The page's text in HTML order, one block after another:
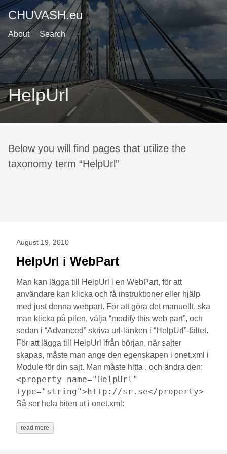
CHUVASH.eu
About Search
HelpUrl
Below you will find pages that utilize the
taxonomy term “HelpUrl”
August 19, 2010
HelpUrl i WebPart
Man kan lägga till HelpUrl i en WebPart, för att
användare kan klicka och få instruktioner eller hjälp
med just denna webpart. För att göra det manuellt, ska
man klicka på pilen, välja “modify this web part”, och
sedan i “Advanced” skriva url-länken i “HelpUrl”-fältet.
För att lägga till HelpUrl ifrån början, när sajter
skapas, måste man ange den egenskapen i onet.xml i
Module för din sajt. Man måste hitta , och ändra den:
<property name="HelpUrl"
type="string">http://sr.se</property>
Så ser hela biten ut i onet.xml:
read more